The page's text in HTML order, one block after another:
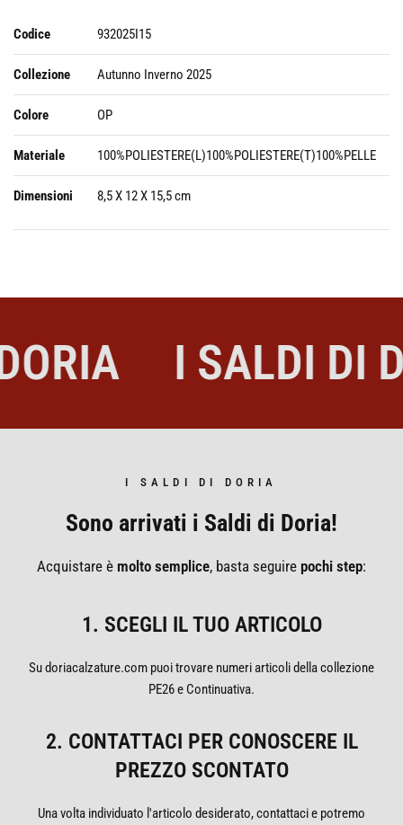
Codice 932025I15
Collezione Autunno Inverno 2025
Colore OP
Materiale 100%POLIESTERE(L)100%POLIESTERE(T)100%PELLE
Dimensioni 8,5 X 12 X 15,5 cm
I SALDI DI
I SALDI DI DORIA
Sono arrivati i Saldi di Doria!
Acquistare è molto semplice, basta seguire pochi step:
1. SCEGLI IL TUO ARTICOLO
Su doriacalzature.com puoi trovare numeri articoli della collezione
PE26 e Continuativa.
2. CONTATTACI PER CONOSCERE IL
PREZZO SCONTATO
Una volta individuato l'articolo desiderato, contattaci e potremo